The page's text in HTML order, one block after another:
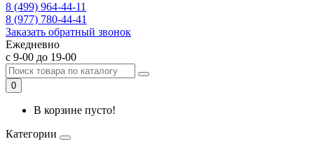
8 (499) 964-44-11
8 (977) 780-44-41
Заказать обратный звонок
Ежедневно
с 9-00 до 19-00
0
В корзине пусто!
Категории